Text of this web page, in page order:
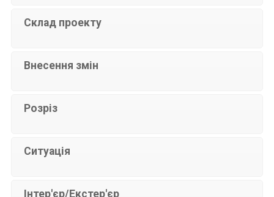
Склад проекту
Внесення змін
Розріз
Ситуація
Інтер'єр/Екстер'єр